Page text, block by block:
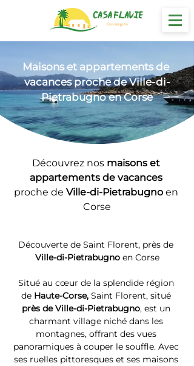
Maisons et appartements de
vacances proche de Ville-di-
Pietrabugno en Corse
Découvrez nos maisons et
appartements de vacances
proche de Ville-di-Pietrabugno en
Corse
Découverte de Saint Florent, près de
Ville-di-Pietrabugno en Corse
Situé au cœur de la splendide région
de Haute-Corse, Saint Florent, situé
près de Ville-di-Pietrabugno, est un
charmant village niché dans les
montagnes, offrant des vues
panoramiques à couper le souffle. Avec
ses ruelles pittoresques et ses maisons